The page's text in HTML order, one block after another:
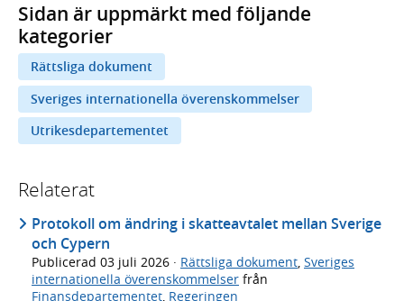
Sidan är uppmärkt med följande
kategorier
Rättsliga dokument
Sveriges internationella överenskommelser
Utrikesdepartementet
Relaterat
Protokoll om ändring i skatteavtalet mellan Sverige
och Cypern
Publicerad 03 juli 2026 · Rättsliga dokument Sveriges
internationella överenskommelser från
Finansdepartementet Regeringen